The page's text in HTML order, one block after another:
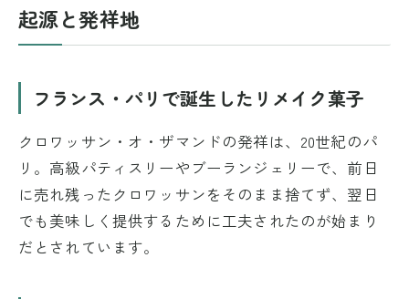
起源と発祥地
フランス・パリで誕生したリメイク菓子
クロワッサン・オ・ザマンドの発祥は、20世紀のパ
リ。高級パティスリーやブーランジェリーで、前日
に売れ残ったクロワッサンをそのまま捨てず、翌日
でも美味しく提供するために工夫されたのが始まり
だとされています。